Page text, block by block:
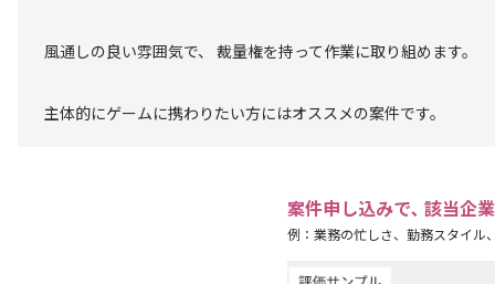
風通しの良い雰囲気で、 裁量権を持って作業に取り組めます。
主体的にゲームに携わりたい方にはオススメの案件です。
案件申し込みで､ 該当企
例：業務の忙しさ、勤務スタイル